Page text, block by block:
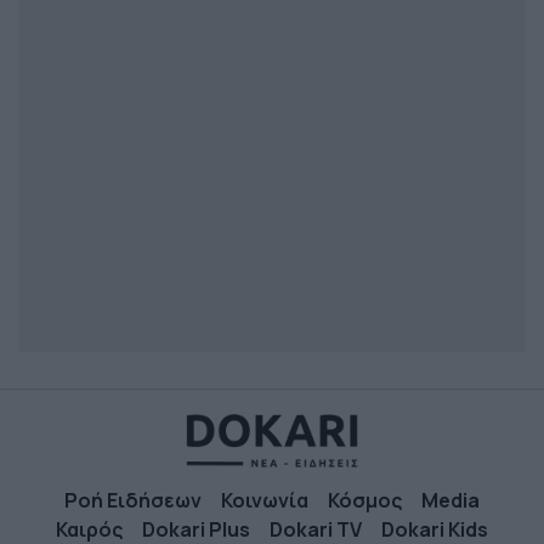
Ροή Ειδήσεων Κοινωνία Κόσμος
Media
Καιρός
Dokari Plus Dokari TV Dokari Kids